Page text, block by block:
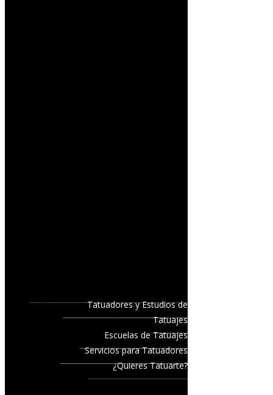
Tatuadores y Estudios de
Tatuajes
Escuelas de Tatuajes
Servicios para Tatuadores
¿Quieres Tatuarte?